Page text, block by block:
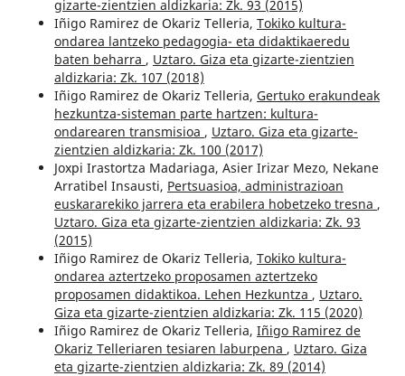
gizarte-zientzien aldizkaria: Zk. 93 (2015)
Iñigo Ramirez de Okariz Telleria, Tokiko kultura-
ondarea lantzeko pedagogia- eta didaktikaeredu
baten beharra , Uztaro. Giza eta gizarte-zientzien
aldizkaria: Zk. 107 (2018)
Iñigo Ramirez de Okariz Telleria, Gertuko erakundeak
hezkuntza-sisteman parte hartzen: kultura-
ondarearen transmisioa , Uztaro. Giza eta gizarte-
zientzien aldizkaria: Zk. 100 (2017)
Joxpi Irastortza Madariaga, Asier Irizar Mezo, Nekane
Arratibel Insausti, Pertsuasioa, administrazioan
euskararekiko jarrera eta erabilera hobetzeko tresna ,
Uztaro. Giza eta gizarte-zientzien aldizkaria: Zk. 93
(2015)
Iñigo Ramirez de Okariz Telleria, Tokiko kultura-
ondarea aztertzeko proposamen aztertzeko
proposamen didaktikoa. Lehen Hezkuntza , Uztaro.
Giza eta gizarte-zientzien aldizkaria: Zk. 115 (2020)
Iñigo Ramirez de Okariz Telleria, Iñigo Ramirez de
Okariz Telleriaren tesiaren laburpena , Uztaro. Giza
eta gizarte-zientzien aldizkaria: Zk. 89 (2014)